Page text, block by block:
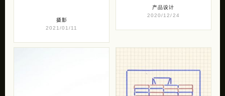
摄影
2021/01/11
产品设计
2020/12/24